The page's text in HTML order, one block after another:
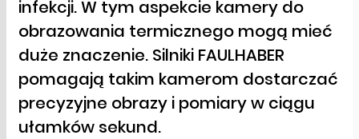
infekcji. W tym aspekcie kamery do
obrazowania termicznego mogą mieć
duże znaczenie. Silniki FAULHABER
pomagają takim kamerom dostarczać
precyzyjne obrazy i pomiary w ciągu
ułamków sekund.